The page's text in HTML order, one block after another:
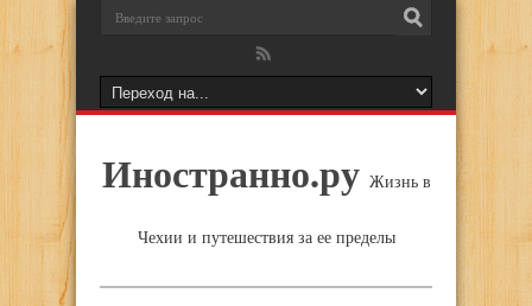
Иностранно.ру Жизнь в
Чехии и путешествия за ее пределы